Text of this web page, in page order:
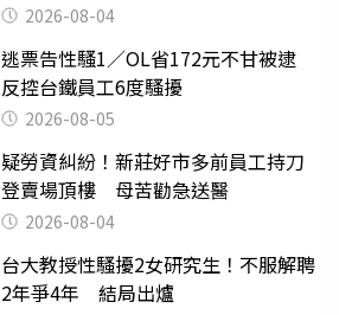
2026-08-04
逃票告性騷1／OL省172元不甘被逮
反控台鐵員工6度騷擾
2026-08-05
疑勞資糾紛！新莊好市多前員工持刀
登賣場頂樓 母苦勸急送醫
2026-08-04
台大教授性騷擾2女研究生！不服解聘
2年爭4年 結局出爐